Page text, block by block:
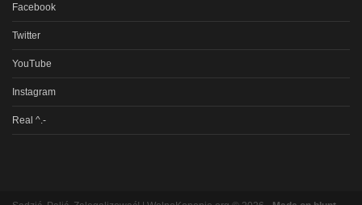
Facebook
Twitter
YouTube
Instagram
Real ^.-